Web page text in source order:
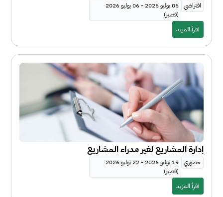
افتراضي
06 يوليو 2026 - 06 يوليو 2026
(قصير)
اقرأ المزيد
إدارة المشاريع لغير مدراء المشاريع
حضوري
19 يوليو 2026 - 22 يوليو 2026
(قصير)
اقرأ المزيد